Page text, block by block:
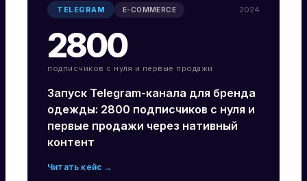
TELEGRAM E-COMMERCE 2024
2800
подписчиков с нуля и первые продажи
Запуск Telegram-канала для бренда
одежды: 2800 подписчиков с нуля и
первые продажи через нативный
контент
Читать кейс →